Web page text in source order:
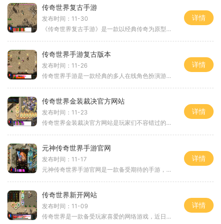
传奇世界复古手游
发布时间：11-30
《传奇世界复古手游》是一款以经典传奇为原型的多人在线角色扮演游戏。该游戏以复古版的画面和玩法，让玩家在回忆中重新体验传奇世界的乐趣。下面将为大家详细介绍该游戏的具
详情
传奇世界手游复古版本
发布时间：11-26
传奇世界手游是一款经典的多人在线角色扮演游戏，而“复古版本”是近来推出的一种玩法，旨在让玩家们回味那些年的传奇世界，体验最真实的游戏风格。复古版本不仅重现经典的剧
详情
传奇世界金装裁决官方网站
发布时间：11-23
传奇世界金装裁决官方网站是玩家们不容错过的宝贵资源，通过该网站，你可以得到关于游戏的最新动态、详细的游戏介绍以及丰富的玩法指南。今天我们就来一起探索一下传奇世界金
详情
元神传奇世界手游官网
发布时间：11-17
元神传奇世界手游官网是一款备受期待的手游，以其精美的画面、丰富的游戏剧情和多样化的玩法而备受玩家的喜爱。下面将为大家详细介绍游戏的具体玩法。元神传奇世界手游提供了
详情
传奇世界新开网站
发布时间：11-09
传奇世界是一款备受玩家喜爱的网络游戏，近日有一家新的传奇世界新开网站正式上线。这个新开网站为广大传奇世界的玩家们带来了更多全新的游戏乐趣和挑战。下面就让我们一起来
详情